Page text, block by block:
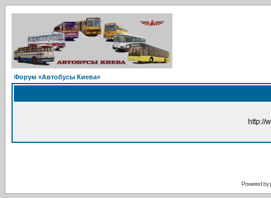
Форум «Автобусы Киева»
http://
Powered by